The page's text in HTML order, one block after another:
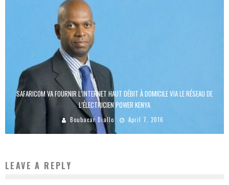
SAFARICOM VA FOURNIR L’INTERNET HAUT DÉBIT À DOMICILE VIA LE RÉSEAU DE
L’ÉLECTRICIEN POWER KENYA
Boubacar Diallo April 7, 2016
LEAVE A REPLY